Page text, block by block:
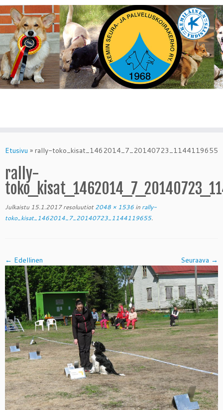
toEtusivu » rally-toko_kisat_1462014_7_20140723_1144119655
rally-
Julkaistu 15.1.2017resoluutiot2048 × 1536 in rally-
toko_kisat_1462014_7_20140723_1144119655.
← Edellinen Seuraava →